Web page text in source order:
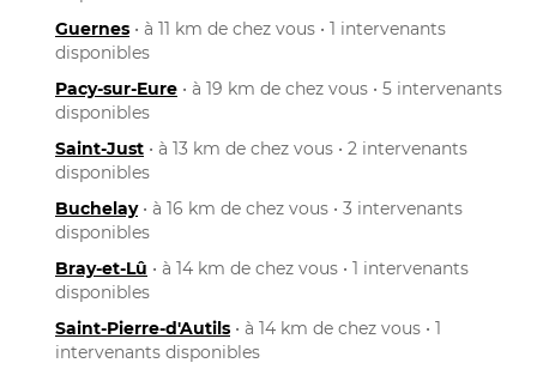
Guernes • à 11 km de chez vous • 1 intervenants
disponibles
Pacy-sur-Eure • à 19 km de chez vous • 5 intervenants
disponibles
Saint-Just • à 13 km de chez vous • 2 intervenants
disponibles
Buchelay• à 16 km de chez vous • 3 intervenants
disponibles
Bray-et-Lû • à 14 km de chez vous • 1 intervenants
disponibles
Saint-Pierre-d'Autils • à 14 km de chez vous • 1
intervenants disponibles